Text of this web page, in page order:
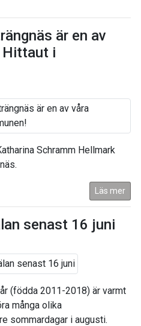
är en av
Hittaut i
Schramm Hellmark
Läs mer
senast 16 juni
(födda 2011-2018) är varmt
många olika
sommardagar i augusti.